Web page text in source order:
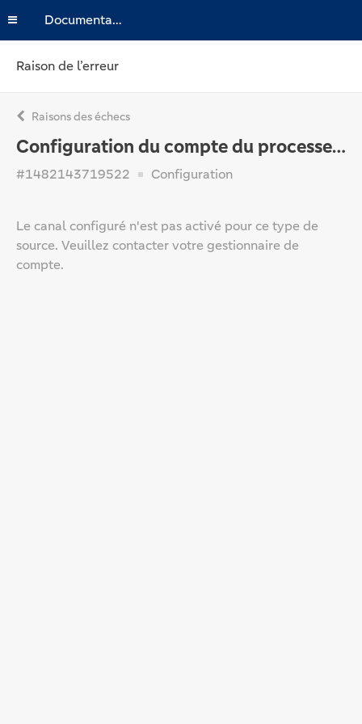
Documentation
Raison de l’erreur
Raisons des échecs
Configuration du compte du processeur
#1482143719522 Configuration
Le canal configuré n'est pas activé pour ce type de
source. Veuillez contacter votre gestionnaire de
compte.